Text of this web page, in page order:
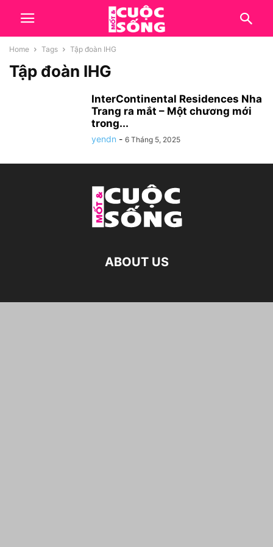
Home Tags Tập đoàn IHG
Tập đoàn IHG
InterContinental Residences Nha
Trang ra mắt – Một chương mới
trong...
yendn - 6 Tháng 5, 2025
ABOUT US